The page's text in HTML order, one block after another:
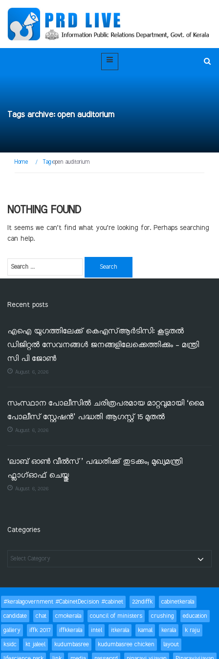
Tags archive: open auditorium
Home / Tag:open auditorium
NOTHING FOUND
It seems we can’t find what you’re looking for. Perhaps searching
can help.
Recent posts
എഐ യുഗത്തിലേക്ക് കെഎസ്ആർടിസി: കൂടുതൽ
ഡിജിറ്റൽ സേവനങ്ങൾ ജനങ്ങളിലേക്കെത്തിക്കും – മന്ത്രി
സി പി ജോൺ
August 6, 2026
സംസ്ഥാന പോലീസിൽ ചരിത്രപരമായ മാറ്റവുമായി ‘മൈ
പോലീസ് സ്റ്റേഷൻ’ പദ്ധതി ആഗസ്റ്റ് 15 മുതൽ
August 6, 2026
‘ലാബ് ഓൺ വീൽസ്’ പദ്ധതിക്ക് തുടക്കം; മുഖ്യമന്ത്രി
ഫ്ലാഗ്ഓഫ് ചെയ്തു
August 6, 2026
Categories
#keralagovernment #CabinetDecision #cabinet 22ndiffk
cabinetkerala
candidate
chat cmokerala council of ministers crushing
education
gallery
iffk 2017 iffkkerala intel itkerala kamal kerala
k raju
ksidc
kt jaleel kudumbasree kudumbasree chicken
layout